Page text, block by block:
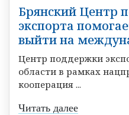
Брянский Центр
экспорта
выйти на
Центр поддержки
области в рамках
кооперация ...
Читать далее